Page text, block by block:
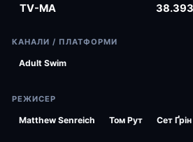
TV-MA 38.393
КАНАЛИ / ПЛАТФОРМИ
Adult Swim
РЕЖИСЕР
Matthew Senreich Том Рут Сет Ґрін